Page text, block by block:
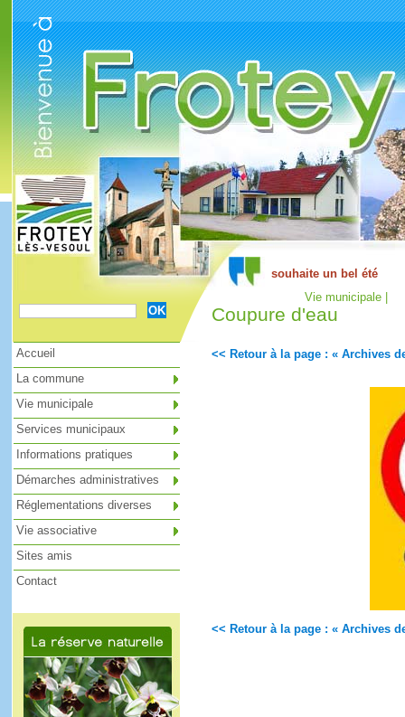
Vie municipale |
Coupure d'eau
<< Retour à la page : « Archives
<< Retour à la page : « Archives
Accueil
La commune
Vie municipale
Services municipaux
Informations pratiques
Démarches administratives
Réglementations diverses
Vie associative
Sites amis
Contact
Cookies management panel